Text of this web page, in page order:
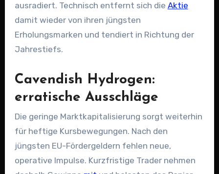
ausradiert. Technisch entfernt sich die Aktie
damit wieder von ihren jüngsten
Erholungsmarken und tendiert in Richtung der
Jahrestiefs.
Cavendish Hydrogen:
erratische Ausschläge
Die geringe Marktkapitalisierung sorgt weiterhin
für heftige Kursbewegungen. Nach den
jüngsten EU-Fördergeldern fehlen neue,
operative Impulse. Kurzfristige Trader nehmen